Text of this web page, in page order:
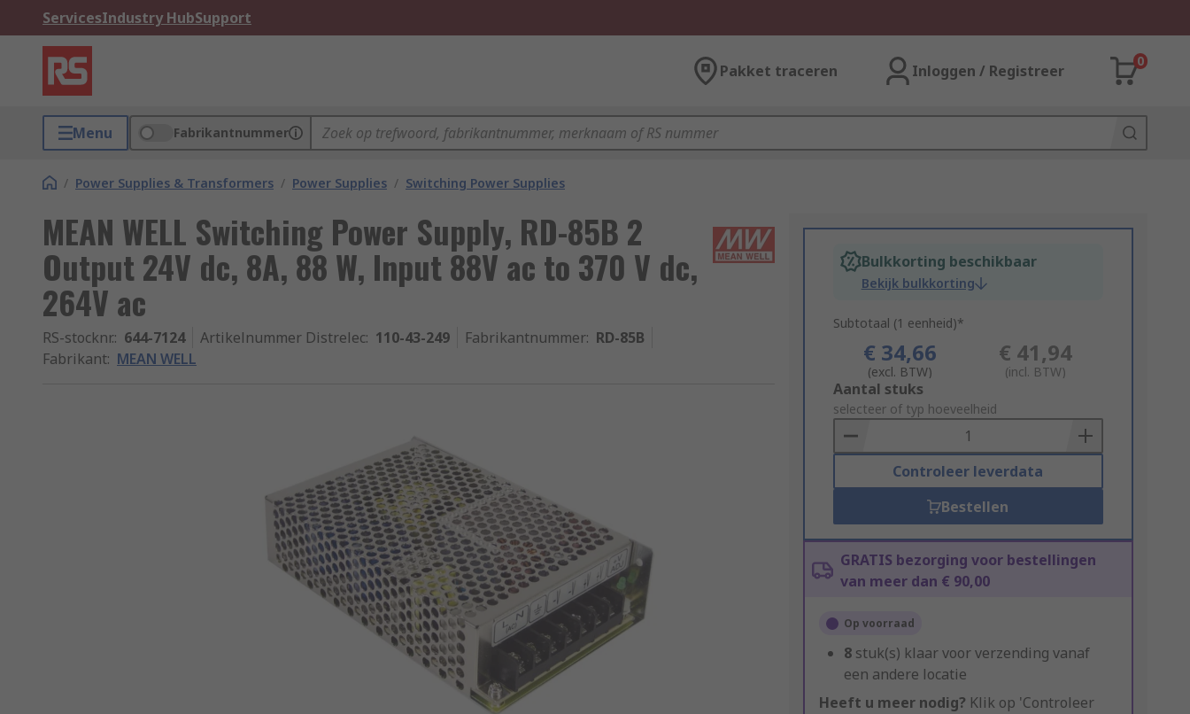
ServicesIndustry HubSupport
Pakket traceren Inloggen / Registreer
0
Menu Fabrikantnummer
/ Power Supplies & Transformers / Power Supplies / Switching Power Supplies
MEAN WELL Switching Power Supply, RD-85B 2
Output 24V dc, 8A, 88 W, Input 88V ac to 370 V dc,
264V ac
RS-stocknr.: 644-7124 Artikelnummer Distrelec: 110-43-249 Fabrikantnummer: RD-85B
Fabrikant: MEAN WELL
Bulkkorting beschikbaar
Bekijk bulkkorting
Subtotaal (1 eenheid)*
€ 34,66
(excl. BTW)
€ 41,94
(incl. BTW)
Add
to
Basket
Aantal stuks
selecteer of typ hoeveelheid
Controleer leverdata
Bestellen
GRATIS bezorging voor bestellingen
van meer dan € 90,00
Op voorraad
8 stuk(s) klaar voor verzending vanaf
een andere locatie
Heeft u meer nodig? Klik op 'Controleer